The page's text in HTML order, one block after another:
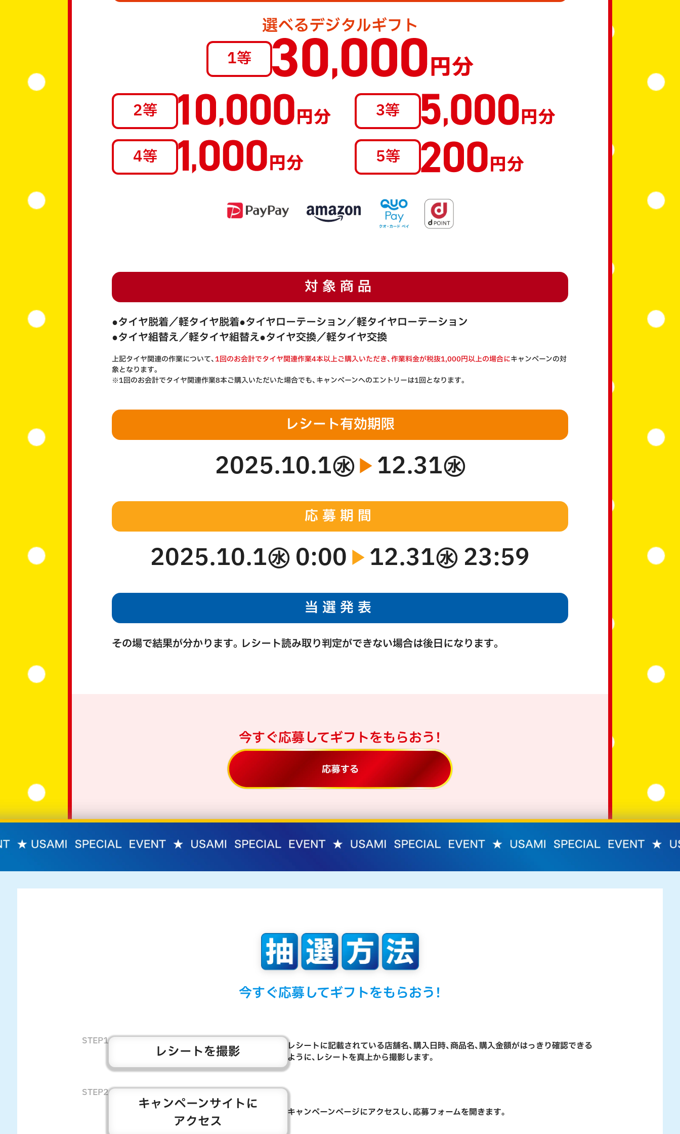
選べるデジタルギフト
1等
2等 3等
4等 5等
対象商品
●タイヤ脱着／軽タイヤ脱着●タイヤローテーション／軽タイヤローテーション
●タイヤ組替え／軽タイヤ組替え●タイヤ交換／軽タイヤ交換
上記タイヤ関連の作業について、1回のお会計でタイヤ関連作業4本以上ご購入いただき、作業料金が税抜1,000円以上の場合にキャンペーンの対
象となります。
※1回のお会計でタイヤ関連作業8本ご購入いただいた場合でも、キャンペーンへのエントリーは1回となります。
レシート有効期限
2025.10.1㊌ ▶︎ 12.31㊌
応募期間
2025.10.1㊌ 0:00 ▶︎ 12.31㊌ 23:59
当選発表
その場で結果が分かります。レシート読み取り判定ができない場合は後日になります。
今すぐ応募してギフトをもらおう！
今すぐ応募してギフトをもらおう！
STEP1
レシートを撮影
レシートに記載されている店舗名、購入日時、商品名、購入金額がはっきり確認できる
ように、レシートを真上から撮影します。
STEP2
キャンペーンサイトに
アクセス
キャンペーンページにアクセスし、応募フォームを開きます。